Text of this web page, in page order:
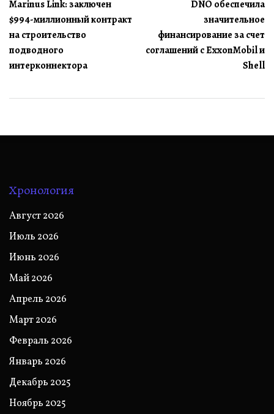
по
записям
Marinus Link: заключен
$994-миллионный контракт
на строительство
подводного
интерконнектора
DNO обеспечила
значительное
финансирование за счет
соглашений с ExxonMobil и
Shell
Хронология
Август 2026
Июль 2026
Июнь 2026
Май 2026
Апрель 2026
Март 2026
Февраль 2026
Январь 2026
Декабрь 2025
Ноябрь 2025